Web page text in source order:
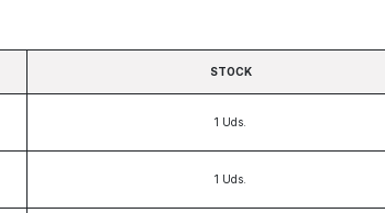
STOCK
1 Uds.
1 Uds.